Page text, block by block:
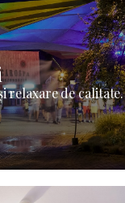
relaxare de calitate.